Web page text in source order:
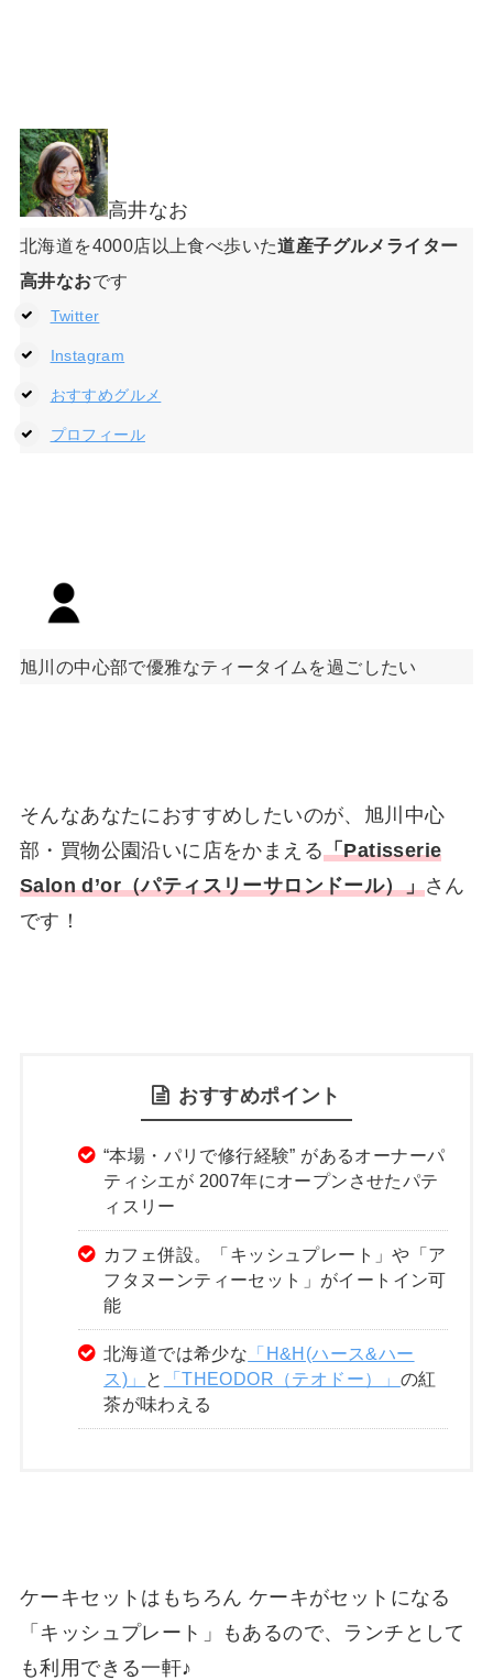
高井なお
北海道を4000店以上食べ歩いた道産子グルメライター
高井なおです
Twitter
Instagram
おすすめグルメ
プロフィール
旭川の中心部で優雅なティータイムを過ごしたい
そんなあなたにおすすめしたいのが、旭川中心
部・買物公園沿いに店をかまえる「Patisserie
Salon d’or（パティスリーサロンドール）」さん
です！
おすすめポイント
“本場・パリで修行経験” があるオーナーパ
ティシエが 2007年にオープンさせたパテ
ィスリー
カフェ併設。「キッシュプレート」や「ア
フタヌーンティーセット」がイートイン可
能
北海道では希少な 「H&H(ハース&ハー
ス)」 と 「THEODOR（テオドー）」 の紅
茶が味わえる
ケーキセットはもちろん ケーキがセットになる
「キッシュプレート」もあるので、ランチとして
も利用できる一軒♪